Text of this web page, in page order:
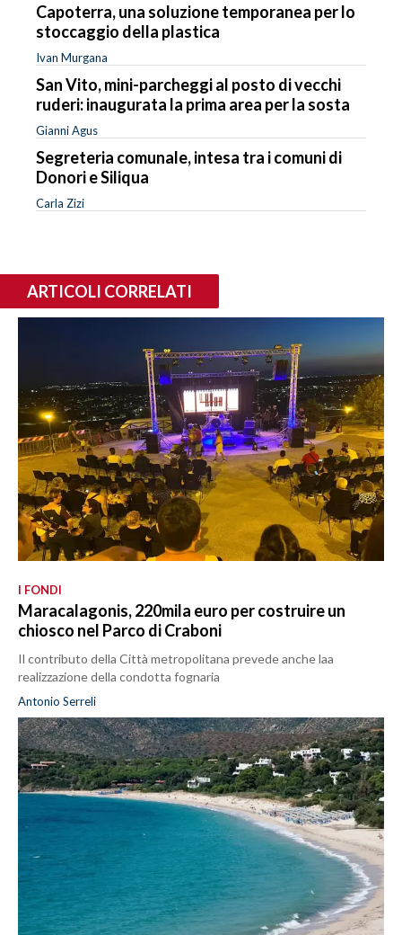
Capoterra, una soluzione temporanea per lo
stoccaggio della plastica
Ivan Murgana
San Vito, mini-parcheggi al posto di vecchi
ruderi: inaugurata la prima area per la sosta
Gianni Agus
Segreteria comunale, intesa tra i comuni di
Donori e Siliqua
Carla Zizi
ARTICOLI CORRELATI
I FONDI
Maracalagonis, 220mila euro per costruire un
chiosco nel Parco di Craboni
Il contributo della Città metropolitana prevede anche laa
realizzazione della condotta fognaria
Antonio Serreli